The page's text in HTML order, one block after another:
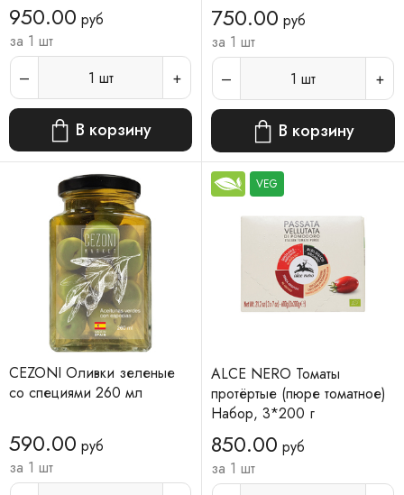
950.00 руб
за 1 шт
1 шт
В корзину
750.00 руб
за 1 шт
1 шт
В корзину
CEZONI Оливки зеленые
со специями 260 мл
590.00 руб
за 1 шт
VEG
ALCE NERO Томаты
протёртые (пюре томатное)
Набор, 3*200 г
850.00 руб
за 1 шт